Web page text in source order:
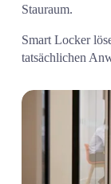
Stauraum.
Smart Locker
tatsächlichen